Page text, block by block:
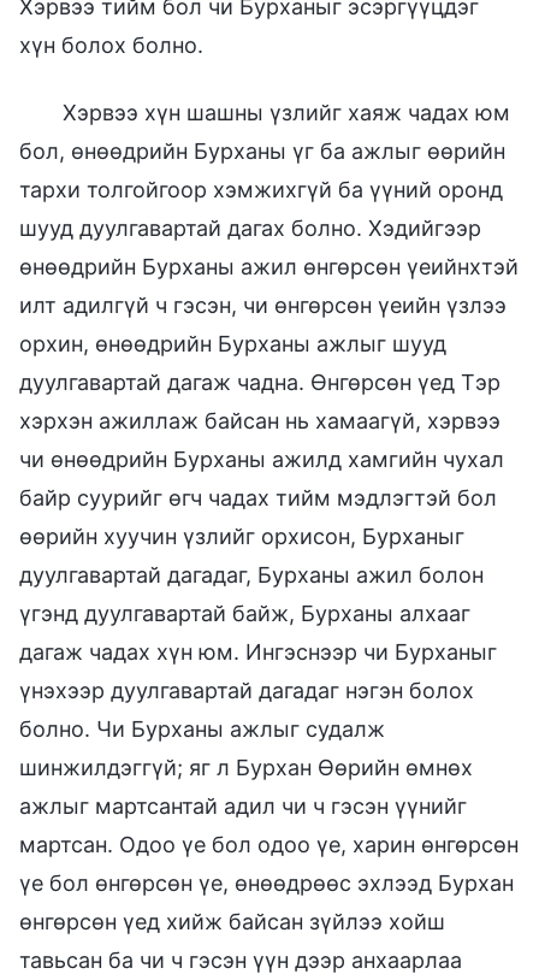
Хэрвээ тийм бол чи Бурханыг эсэргүүцдэг
хүн болох болно.
Хэрвээ хүн шашны үзлийг хаяж чадах юм
бол, өнөөдрийн Бурханы үг ба ажлыг өөрийн
тархи толгойгоор хэмжихгүй ба үүний оронд
шууд дуулгавартай дагах болно. Хэдийгээр
өнөөдрийн Бурханы ажил өнгөрсөн үеийнхтэй
илт адилгүй ч гэсэн, чи өнгөрсөн үеийн үзлээ
орхин, өнөөдрийн Бурханы ажлыг шууд
дуулгавартай дагаж чадна. Өнгөрсөн үед Тэр
хэрхэн ажиллаж байсан нь хамаагүй, хэрвээ
чи өнөөдрийн Бурханы ажилд хамгийн чухал
байр суурийг өгч чадах тийм мэдлэгтэй бол
өөрийн хуучин үзлийг орхисон, Бурханыг
дуулгавартай дагадаг, Бурханы ажил болон
үгэнд дуулгавартай байж, Бурханы алхааг
дагаж чадах хүн юм. Ингэснээр чи Бурханыг
үнэхээр дуулгавартай дагадаг нэгэн болох
болно. Чи Бурханы ажлыг судалж
шинжилдэггүй; яг л Бурхан Өөрийн өмнөх
ажлыг мартсантай адил чи ч гэсэн үүнийг
мартсан. Одоо үе бол одоо үе, харин өнгөрсөн
үе бол өнгөрсөн үе, өнөөдрөөс эхлээд Бурхан
өнгөрсөн үед хийж байсан зүйлээ хойш
тавьсан ба чи ч гэсэн үүн дээр анхаарлаа